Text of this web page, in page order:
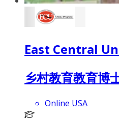
East Central
乡村教育教育博
Online USA